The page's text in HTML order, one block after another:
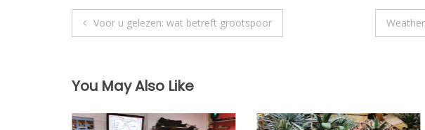
Bericht
Voor u gelezen: wat betreft grootspoor
You May Also Like